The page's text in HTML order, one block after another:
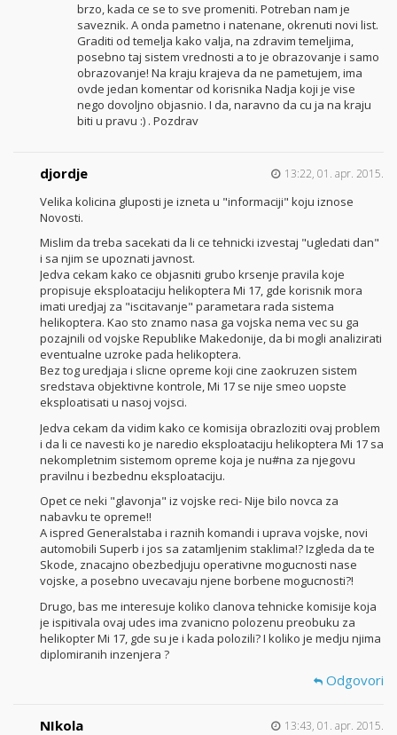
brzo, kada ce se to sve promeniti. Potreban nam je
saveznik. A onda pametno i natenane, okrenuti novi list.
Graditi od temelja kako valja, na zdravim temeljima,
posebno taj sistem vrednosti a to je obrazovanje i samo
obrazovanje! Na kraju krajeva da ne pametujem, ima
ovde jedan komentar od korisnika Nadja koji je vise
nego dovoljno objasnio. I da, naravno da cu ja na kraju
biti u pravu :) . Pozdrav
djordje 13:22, 01. apr. 2015.
Velika kolicina gluposti je izneta u "informaciji" koju iznose
Novosti.
Mislim da treba sacekati da li ce tehnicki izvestaj "ugledati dan"
i sa njim se upoznati javnost.
Jedva cekam kako ce objasniti grubo krsenje pravila koje
propisuje eksploataciju helikoptera Mi 17, gde korisnik mora
imati uredjaj za "iscitavanje" parametara rada sistema
helikoptera. Kao sto znamo nasa ga vojska nema vec su ga
pozajnili od vojske Republike Makedonije, da bi mogli analizirati
eventualne uzroke pada helikoptera.
Bez tog uredjaja i slicne opreme koji cine zaokruzen sistem
sredstava objektivne kontrole, Mi 17 se nije smeo uopste
eksploatisati u nasoj vojsci.
Jedva cekam da vidim kako ce komisija obrazloziti ovaj problem
i da li ce navesti ko je naredio eksploataciju helikoptera Mi 17 sa
nekompletnim sistemom opreme koja je nu#na za njegovu
pravilnu i bezbednu eksploataciju.
Opet ce neki "glavonja" iz vojske reci- Nije bilo novca za
nabavku te opreme!!
A ispred Generalstaba i raznih komandi i uprava vojske, novi
automobili Superb i jos sa zatamljenim staklima!? Izgleda da te
Skode, znacajno obezbedjuju operativne mogucnosti nase
vojske, a posebno uvecavaju njene borbene mogucnosti?!
Drugo, bas me interesuje koliko clanova tehnicke komisije koja
je ispitivala ovaj udes ima zvanicno polozenu preobuku za
helikopter Mi 17, gde su je i kada polozili? I koliko je medju njima
diplomiranih inzenjera ?
Odgovori
NIkola 13:43, 01. apr. 2015.